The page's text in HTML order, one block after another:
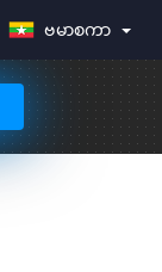
ဗမာစကာ